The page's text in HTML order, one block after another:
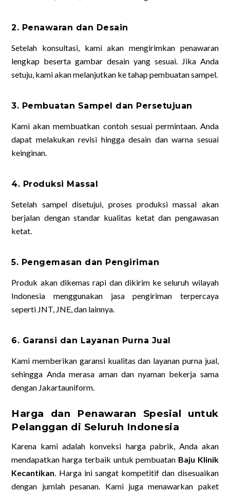
2. Penawaran dan Desain
Setelah konsultasi, kami akan mengirimkan penawaran
lengkap beserta gambar desain yang sesuai. Jika Anda
setuju, kami akan melanjutkan ke tahap pembuatan sampel.
3. Pembuatan Sampel dan Persetujuan
Kami akan membuatkan contoh sesuai permintaan. Anda
dapat melakukan revisi hingga desain dan warna sesuai
keinginan.
4. Produksi Massal
Setelah sampel disetujui, proses produksi massal akan
berjalan dengan standar kualitas ketat dan pengawasan
ketat.
5. Pengemasan dan Pengiriman
Produk akan dikemas rapi dan dikirim ke seluruh wilayah
Indonesia menggunakan jasa pengiriman terpercaya
seperti JNT, JNE, dan lainnya.
6. Garansi dan Layanan Purna Jual
Kami memberikan garansi kualitas dan layanan purna jual,
sehingga Anda merasa aman dan nyaman bekerja sama
dengan Jakartauniform.
Harga dan Penawaran Spesial untuk
Pelanggan di Seluruh Indonesia
Karena kami adalah konveksi harga pabrik, Anda akan
mendapatkan harga terbaik untuk pembuatan Baju Klinik
Kecantikan. Harga ini sangat kompetitif dan disesuaikan
dengan jumlah pesanan. Kami juga menawarkan paket